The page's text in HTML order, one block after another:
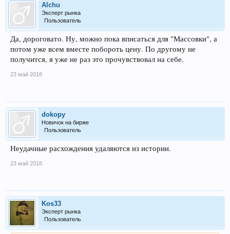
Alchu
Эксперт рынка
Пользователь
Да, дороговато. Ну, можно пока вписаться для "Массовки", а
потом уже всем вместе побороть цену. По другому не
получится, я уже не раз это прочувствовал на себе.
23 май 2018
dokopy
Новичок на бирже
Пользователь
Неудачные расхождения удаляются из истории.
23 май 2018
Kos33
Эксперт рынка
Пользователь